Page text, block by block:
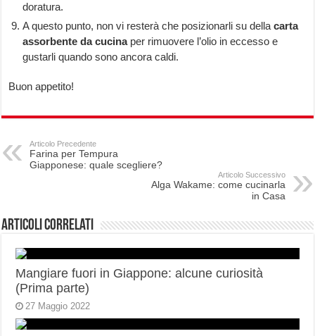
doratura.
A questo punto, non vi resterà che posizionarli su dellacarta
assorbente da cucinaper rimuovere l’olio in eccesso e
gustarli quando sono ancora caldi.
Buon appetito!
Articolo Precedente
Farina per Tempura
Giapponese: quale scegliere?
Articolo Successivo
Alga Wakame: come cucinarla
in Casa
Articoli correlati
Mangiare fuori in Giappone: alcune curiosità
(Prima parte)
27 Maggio 2022